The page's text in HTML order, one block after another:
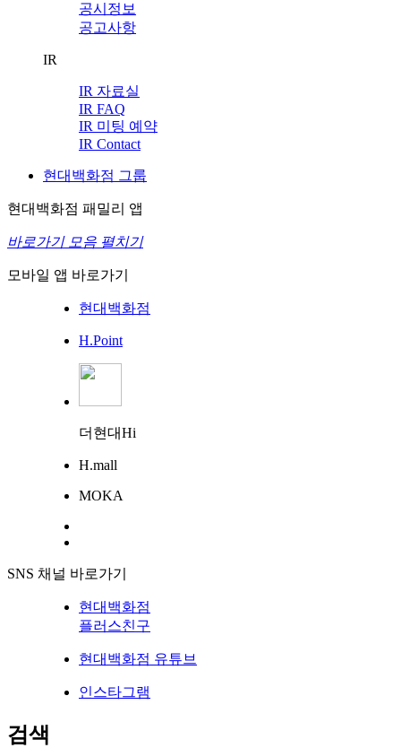
공시정보
공고사항
IR
IR 자료실
IR FAQ
IR 미팅 예약
IR Contact
현대백화점 그룹
현대백화점 패밀리 앱
바로가기 모음 펼치기
모바일 앱 바로가기
현대백화점
H.Point
더현대Hi
H.mall
MOKA
SNS 채널 바로가기
현대백화점
플러스친구
현대백화점 유튜브
인스타그램
검색